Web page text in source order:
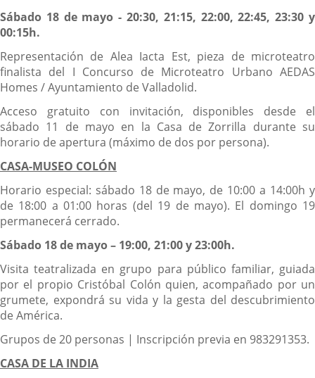
Sábado 18 de mayo - 20:30, 21:15, 22:00, 22:45, 23:30 y
00:15h.
Representación de Alea Iacta Est, pieza de microteatro
finalista del I Concurso de Microteatro Urbano AEDAS
Homes / Ayuntamiento de Valladolid.
Acceso gratuito con invitación, disponibles desde el
sábado 11 de mayo en la Casa de Zorrilla durante su
horario de apertura (máximo de dos por persona).
CASA-MUSEO COLÓN
Horario especial: sábado 18 de mayo, de 10:00 a 14:00h y
de 18:00 a 01:00 horas (del 19 de mayo). El domingo 19
permanecerá cerrado.
Sábado 18 de mayo – 19:00, 21:00 y 23:00h.
Visita teatralizada en grupo para público familiar, guiada
por el propio Cristóbal Colón quien, acompañado por un
grumete, expondrá su vida y la gesta del descubrimiento
de América.
Grupos de 20 personas | Inscripción previa en 983291353.
CASA DE LA INDIA